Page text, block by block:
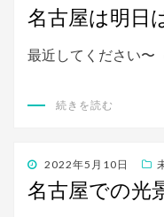
稿
日:
名古屋は明日
最近してください〜
続きを読む
投
稿
日:
2022年5月10日
名古屋での光